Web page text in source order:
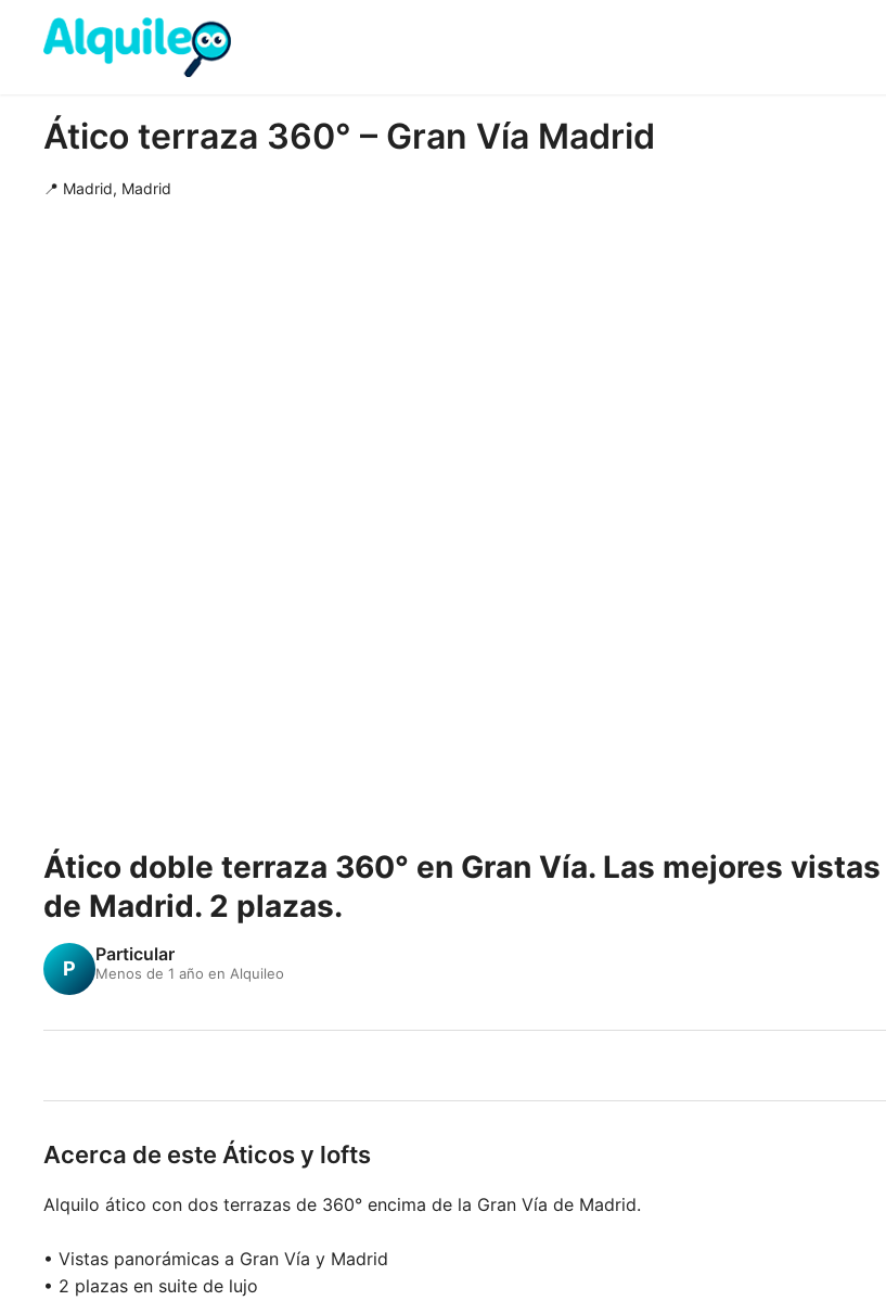
Ático terraza 360° – Gran Vía Madrid
📍 Madrid, Madrid
Ático doble terraza 360° en Gran Vía. Las mejores vistas
de Madrid. 2 plazas.
P
Particular
Menos de 1 año en Alquileo
Acerca de este Áticos y lofts
Alquilo ático con dos terrazas de 360° encima de la Gran Vía de Madrid.
• Vistas panorámicas a Gran Vía y Madrid
• 2 plazas en suite de lujo